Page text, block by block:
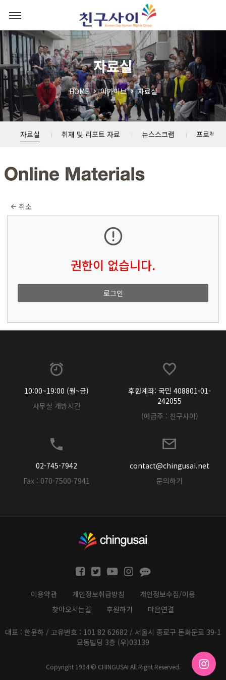
자료실
HOME 아카이브 자료실
자료실 취재 및 리포트 자료 뉴스스크랩 프로젝트
취소
권한이 없습니다.
로그인
10:00~19:00 (월~금)
사무실 개방시간
후원계좌: 국민 408801-01-
242055
(예금주 : 친구사이)
02-745-7942
Fax : 070-7500-7941
contact@chingusai.net
문의하기
이용약관 개인정보취급방침
개인정보수집/이용
찾아오시는길
후원하기 마음연결
대표 : 한윤하 / 고유번호 : 101 82 62682 / 서울시 종로구 돈화문로 39-1
묘동빌딩 3층 (우)03139
Copyright 1994 © CHINGUSAI All Right Reserved.